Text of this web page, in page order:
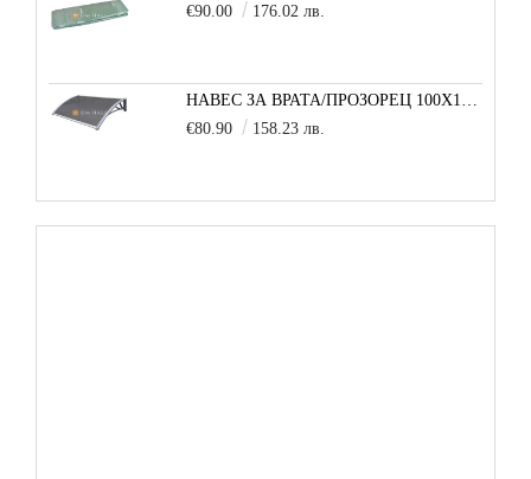
€90.00
176.02 лв.
€80.90
158.23 лв.